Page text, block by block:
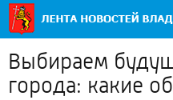
Выбираем
города: какие